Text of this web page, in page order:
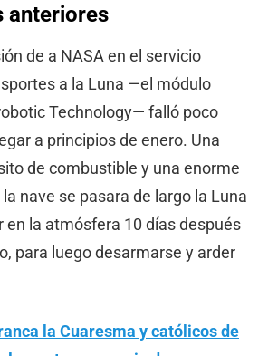
anteriores
de a NASA en el servicio
a la Luna —el módulo
Technology— falló poco
a principios de enero. Una
de combustible y una enorme
nave se pasara de largo la Luna
en la atmósfera 10 días después
para luego desarmarse y arder
la Cuaresma y católicos de